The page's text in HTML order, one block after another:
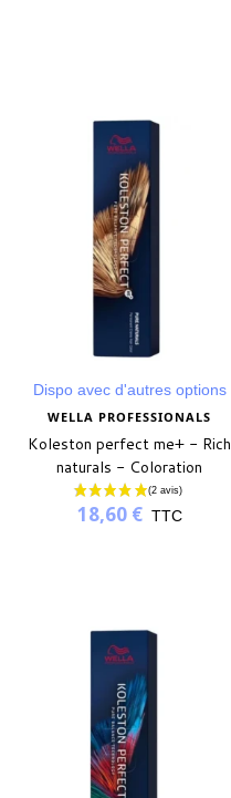
Dispo avec d'autres options
WELLA PROFESSIONALS
Koleston perfect me+ - Rich
naturals - Coloration
permanente
18,60 € TTC